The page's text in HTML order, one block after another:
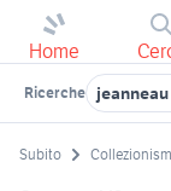
Home
Ricerche
Subito